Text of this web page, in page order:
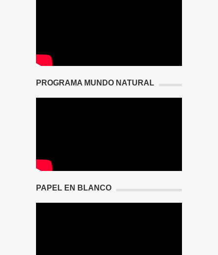
PROGRAMA MUNDO NATURAL
PAPEL EN BLANCO